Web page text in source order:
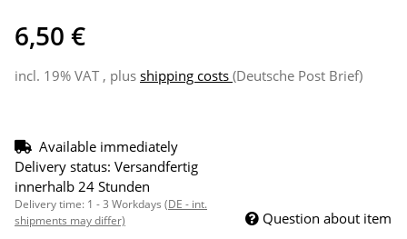
6,50 €
incl. 19% VAT , plus shipping costs (Deutsche Post Brief)
Available immediately
Delivery status: Versandfertig
innerhalb 24 Stunden
Delivery time: 1 - 3 Workdays (DE - int.
shipments may differ)
Question about item